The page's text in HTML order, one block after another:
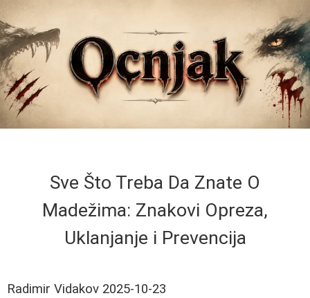
Sve Što Treba Da Znate O
Madežima: Znakovi Opreza,
Uklanjanje i Prevencija
Radimir Vidakov 2025-10-23